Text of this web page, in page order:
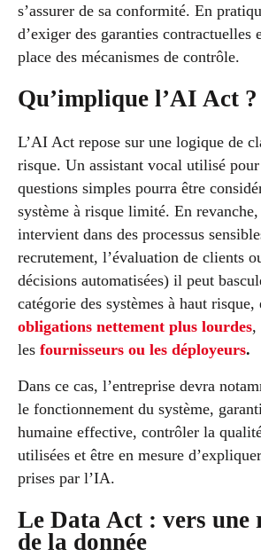
s’assurer de sa conformité. En
d’exiger des garanties contractuelles
place des mécanismes de contrôle.
Qu’implique l’AI Act ?
L’AI Act repose sur une logique de
risque. Un assistant vocal utilisé
questions simples pourra être
système à risque limité. En
intervient dans des processus
recrutement, l’évaluation de clients
décisions automatisées) il peut
catégorie des systèmes à haut risque,
obligations nettement plus lourdes,
les fournisseurs ou les déployeurs.
Dans ce cas, l’entreprise devra
le fonctionnement du système,
humaine effective, contrôler la
utilisées et être en mesure
prises par l’IA.
Le Data Act : vers
de la donnée